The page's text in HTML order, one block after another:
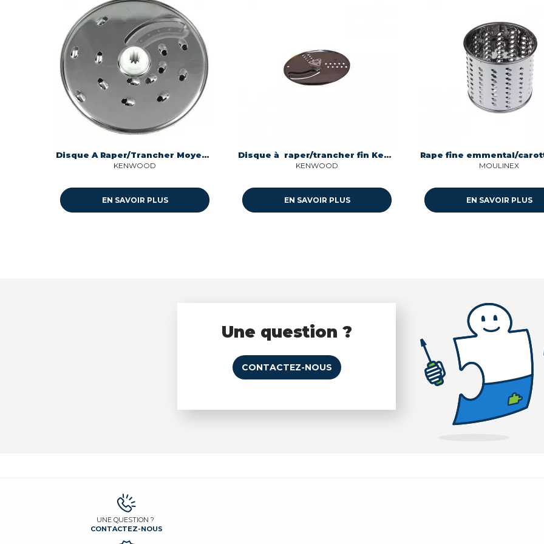
Disque A Raper/Trancher Moyen Delonghi, Kenwood
KENWOOD
EN SAVOIR PLUS
Disque à raper/trancher fin Kenwood at640
KENWOOD
EN SAVOIR PLUS
MOULINEX
EN SAVOIR PLUS
Une question ?
CONTACTEZ-NOUS
UNE QUESTION ?
CONTACTEZ-NOUS